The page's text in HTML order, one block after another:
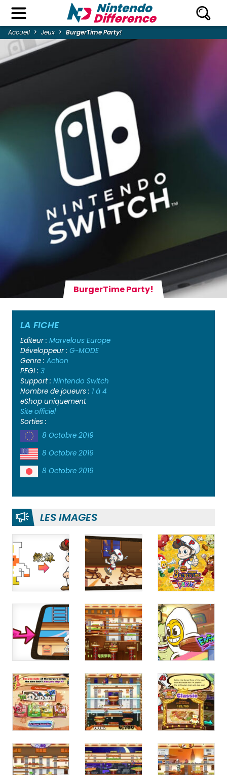
Accueil Jeux BurgerTime Party!
BurgerTime Party!
LA FICHE
Editeur : Marvelous Europe
Développeur : G-MODE
Genre : Action
PEGI : 3
Support : Nintendo Switch
Nombre de joueurs : 1 à 4
eShop uniquement
Site officiel
Sorties :
8 Octobre 2019
8 Octobre 2019
8 Octobre 2019
LES IMAGES